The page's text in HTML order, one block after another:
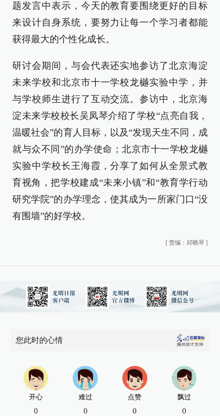
题发言中表示，今天的教育要围绕更好的目标
来设计自身系统，要努力让每一个学习者都能
获得最大的个性化成长。
研讨会期间，与会代表还实地参访了北京海淀
未来学校和北京市十一学校龙樾实验中学，并
与学校师生进行了互动交流。参访中，北京海
淀未来学校校长吴凤琴介绍了学校“点亮自我，
温暖社会”的育人目标，以及“发现天生不同，成
就与众不同”的办学使命；北京市十一学校龙樾
实验中学校长王海霞，分享了如何从全景式教
育视角，把学校建成“未来小镇”和“教育学行动
研究学院”的办学理念，使其成为一所家门口“没
有围墙”的好学校。
[ 责编：邱晓琴 ]
您此时的心情
开心
0
难过
0
点赞
0
飘过
0